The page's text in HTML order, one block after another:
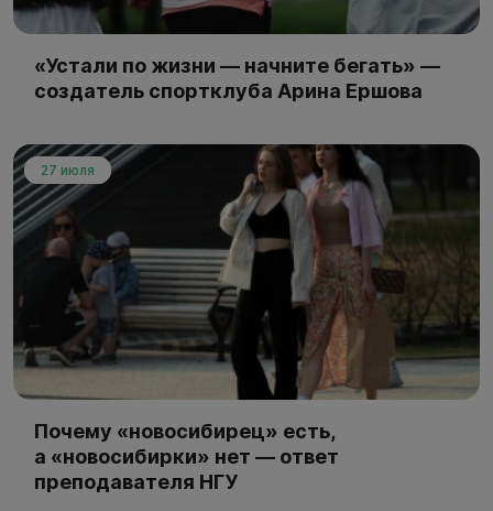
«Устали по жизни — начните бегать» —
создатель спортклуба Арина Ершова
27 июля
Почему «новосибирец» есть,
а «новосибирки» нет — ответ
преподавателя НГУ